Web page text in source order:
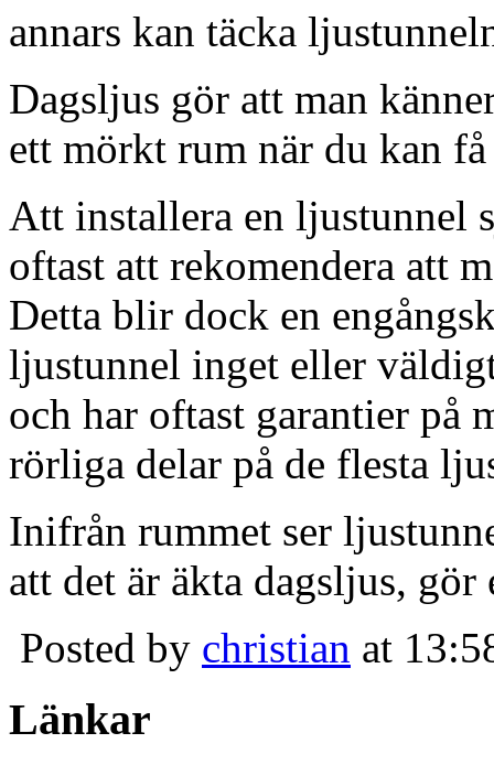
annars kan täcka
Dagsljus gör att man
ett mörkt rum när du kan
Att installera en ljustunnel
oftast att rekomendera att
Detta blir dock en
ljustunnel inget eller
och har oftast garantier på
rörliga delar på de flesta
Inifrån rummet ser
att det är äkta dagsljus,
Posted by christian at
Länkar